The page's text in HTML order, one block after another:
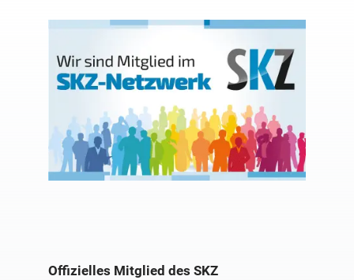
Offizielles Mitglied des SKZ